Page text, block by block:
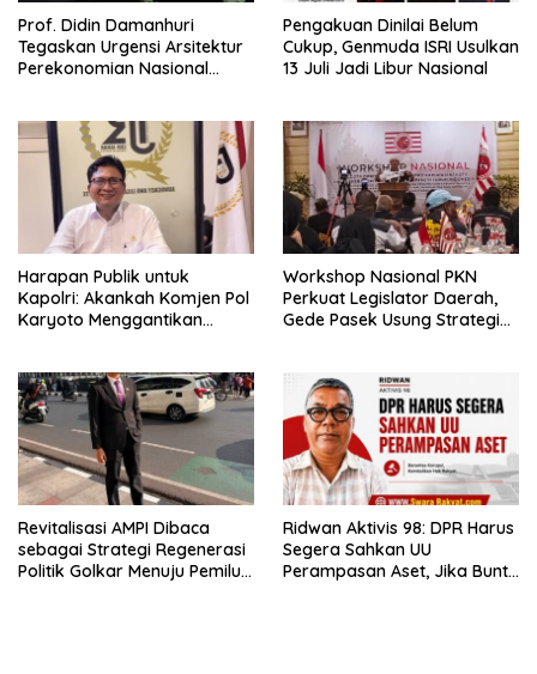
Prof. Didin Damanhuri
Tegaskan Urgensi Arsitektur
Perekonomian Nasional
Nasional
Pengakuan Dinilai Belum
Cukup, Genmuda ISRI Usulkan
13 Juli Jadi Libur Nasional
Harapan Publik untuk
Kapolri: Akankah Komjen Pol
Karyoto Menggantikan
Workshop Nasional PKN
Perkuat Legislator Daerah,
Gede Pasek Usung Strategi
Revitalisasi AMPI Dibaca
sebagai Strategi Regenerasi
Politik Golkar Menuju Pemilu
Ridwan Aktivis 98: DPR Harus
Segera Sahkan UU
Perampasan Aset, Jika Buntu